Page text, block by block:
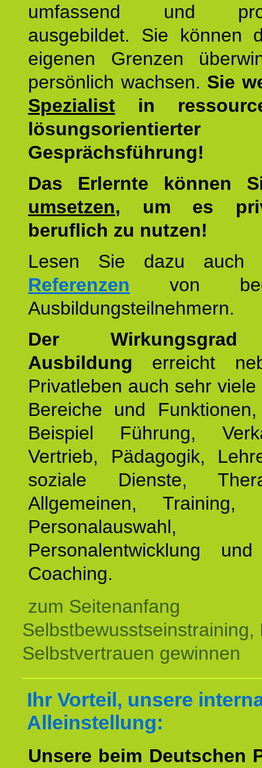
umfassend und
ausgebildet. Sie können
eigenen Grenzen
persönlich wachsen. Sie
Spezialist in
lösungsorientierter
Gesprächsführung!
Das Erlernte können
umsetzen, um es
beruflich zu nutzen!
Lesen Sie dazu
Referenzen von
Ausbildungsteilnehmern.
Der
Ausbildung erreicht
Privatleben auch sehr
Bereiche und
Beispiel Führung,
Vertrieb, Pädagogik,
soziale Dienste,
Allgemeinen, Training,
Personalauswahl,
Personalentwicklung
Coaching.
zum Seitenanfang
Selbstbewusstseinstraining,
Selbstvertrauen gewinnen
Ihr Vorteil, unsere
Alleinstellung:
Unsere beim Deutschen